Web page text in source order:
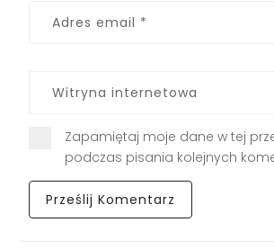
Zapamiętaj moje dane w tej
podczas pisania kolejnych